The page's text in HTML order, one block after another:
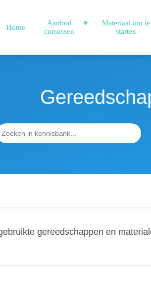
Home
Aanbod
cursussen
Materiaal om te
starten
gereedschappen en